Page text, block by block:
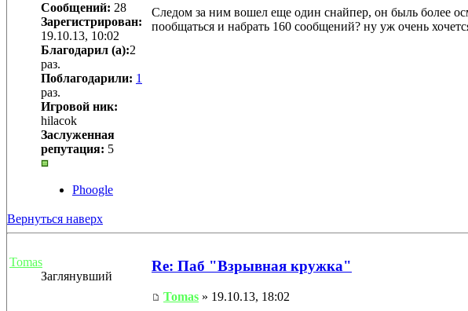
Сообщений: 28
Зарегистрирован:
19.10.13, 10:02
Благодарил (а):2
раз.
Поблагодарили: 1
раз.
Игровой ник:
hilacok
Заслуженная
репутация: 5
Phoogle
Следом за ним вошел еще один снайпер, он быль более
пообщаться и набрать 160 сообщений? ну уж очень
Вернуться наверх
Tomas
Заглянувший
Re: Паб "Взрывная кружка"
Tomas » 19.10.13, 18:02